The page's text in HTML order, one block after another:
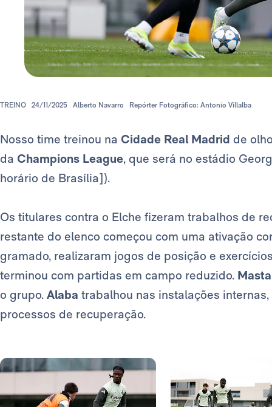
TREINO 24/11/2025 Alberto Navarro Repórter Fotográfico: Antonio Villalba
Nosso time treinou na Cidade Real Madrid de
da Champions League, que será no estádio
horário de Brasília]).
Os titulares contra o Elche fizeram trabalhos de
restante do elenco começou com uma ativação
gramado, realizaram jogos de posição e
terminou com partidas em campo reduzido.
o grupo. Alaba trabalhou nas instalações internas,
processos de recuperação.